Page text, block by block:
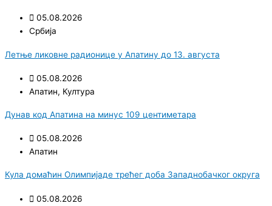
05.08.2026
Србија
Летње ликовне радионице у Апатину до 13. августа
05.08.2026
Апатин, Култура
Дунав код Апатина на минус 109 центиметара
05.08.2026
Апатин
Кула домаћин Олимпијаде трећег доба Западнобачког округа
05.08.2026